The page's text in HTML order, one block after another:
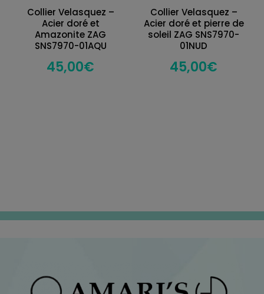
Collier Velasquez –
Acier doré et
Amazonite ZAG
SNS7970-01AQU
45,00€
Collier Velasquez –
Acier doré et pierre de
soleil ZAG SNS7970-
01NUD
45,00€